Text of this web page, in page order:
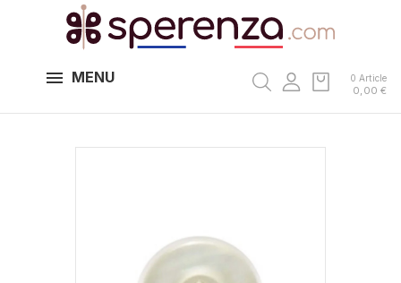
MENU 0 Article
0,00 €